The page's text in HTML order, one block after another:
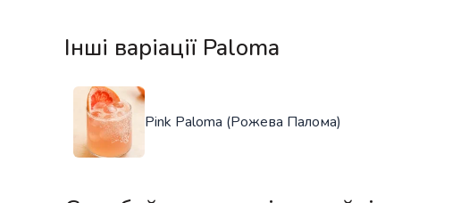
Інші варіації Paloma
Pink Paloma (Рожева Палома)